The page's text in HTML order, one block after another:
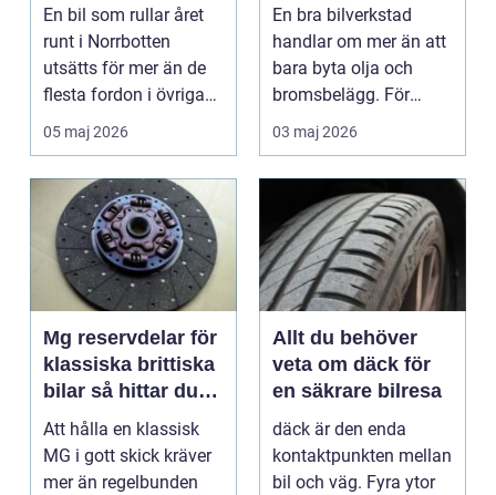
En bil som rullar året
runt i Norrbotten
utsätts för mer än de
flesta fordon i övriga
landet. Kyla, ...
05 maj 2026
En bra bilverkstad
handlar om mer än att
bara byta olja och
bromsbelägg. För
många är bilen
03 maj 2026
Mg reservdelar för
klassiska brittiska
bilar så hittar du
rätt delar
Att hålla en klassisk
MG i gott skick kräver
mer än regelbunden
Allt du behöver
veta om däck för
en säkrare bilresa
däck är den enda
kontaktpunkten mellan
bil och väg. Fyra ytor